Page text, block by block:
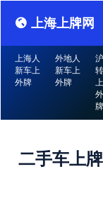
上海上牌网
上海人
新车上
外牌
外地人
新车上
外牌
转
上
外
牌
二手车上